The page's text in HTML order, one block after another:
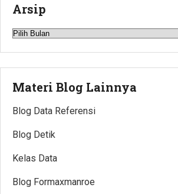
Arsip
Arsip
Materi Blog Lainnya
Blog Data Referensi
Blog Detik
Kelas Data
Blog Formaxmanroe